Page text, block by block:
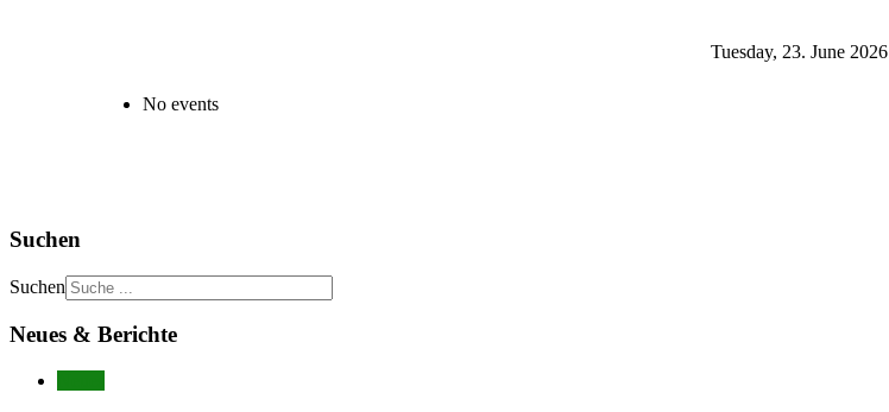
Tuesday, 23. June 2026
No events
Suchen
Suchen
Neues & Berichte